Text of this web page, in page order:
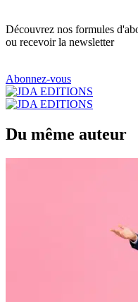
Découvrez nos formules
ou recevoir la newsletter
Abonnez-vous
Du même auteur